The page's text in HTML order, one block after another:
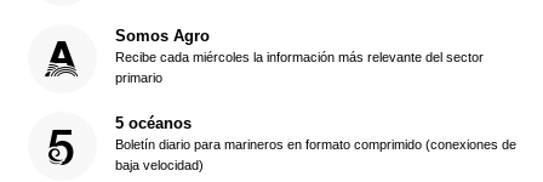
Somos Agro
Recibe cada miércoles la información más relevante del sector
primario
5 océanos
Boletín diario para marineros en formato comprimido (conexiones de
baja velocidad)